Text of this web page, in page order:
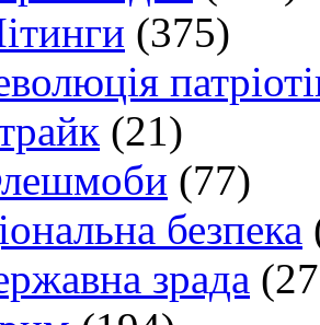
(375)
(21)
(77)
безпека
зрада